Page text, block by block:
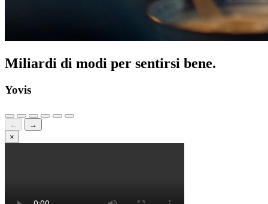
Miliardi di modi per sentirsi bene.
Yovis
←
→
×